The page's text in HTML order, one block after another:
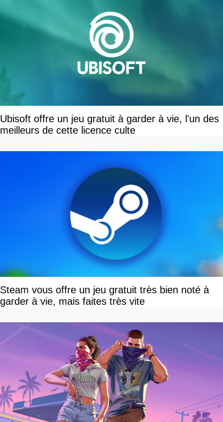
Ubisoft offre un jeu gratuit à garder à vie, l'un des
meilleurs de cette licence culte
Steam vous offre un jeu gratuit très bien noté à
garder à vie, mais faites très vite